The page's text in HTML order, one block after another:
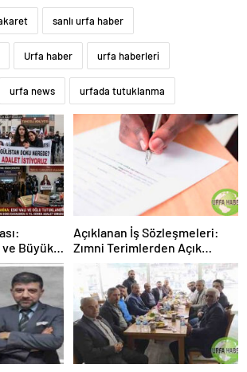
sanlı urfa haber
Urfa haber urfa haberleri
urfa news urfada tutuklanma
Büyük
Açıklanan İş Sözleşmeleri:
Zımni Terimlerden Açık
Anlaşmalara